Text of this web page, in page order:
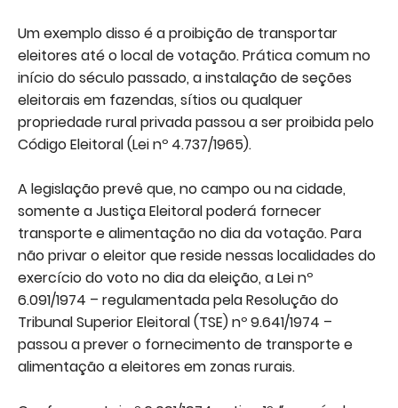
Um exemplo disso é a proibição de transportar
eleitores até o local de votação. Prática comum no
início do século passado, a instalação de seções
eleitorais em fazendas, sítios ou qualquer
propriedade rural privada passou a ser proibida pelo
Código Eleitoral (Lei nº 4.737/1965).
A legislação prevê que, no campo ou na cidade,
somente a Justiça Eleitoral poderá fornecer
transporte e alimentação no dia da votação. Para
não privar o eleitor que reside nessas localidades do
exercício do voto no dia da eleição, a Lei nº
6.091/1974 – regulamentada pela Resolução do
Tribunal Superior Eleitoral (TSE) nº 9.641/1974 –
passou a prever o fornecimento de transporte e
alimentação a eleitores em zonas rurais.